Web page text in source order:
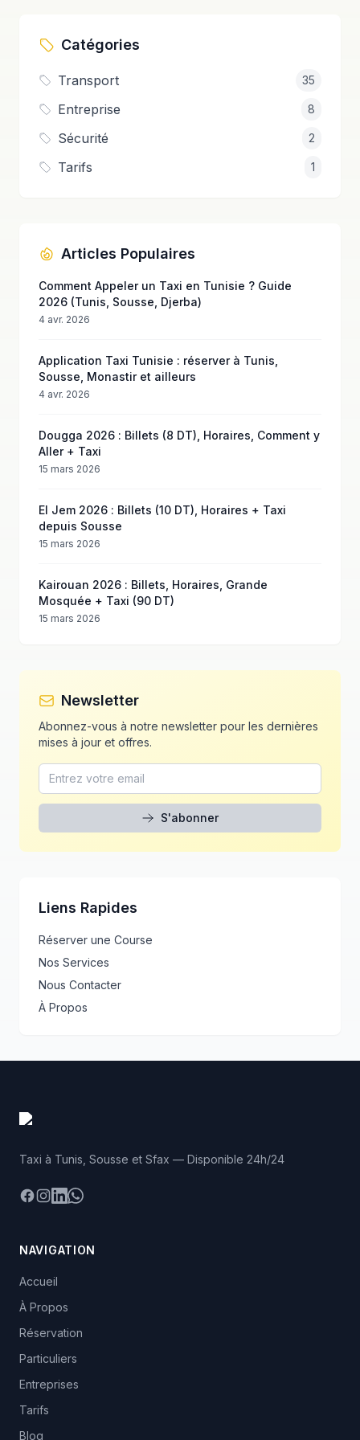
Catégories
Transport 35
Entreprise 8
Sécurité 2
Tarifs 1
Articles Populaires
Comment Appeler un Taxi en Tunisie ? Guide
2026 (Tunis, Sousse, Djerba)
4 avr. 2026
Application Taxi Tunisie : réserver à Tunis,
Sousse, Monastir et ailleurs
4 avr. 2026
Dougga 2026 : Billets (8 DT), Horaires, Comment y
Aller + Taxi
15 mars 2026
El Jem 2026 : Billets (10 DT), Horaires + Taxi
depuis Sousse
15 mars 2026
Kairouan 2026 : Billets, Horaires, Grande
Mosquée + Taxi (90 DT)
15 mars 2026
Newsletter
Abonnez-vous à notre newsletter pour les dernières
mises à jour et offres.
S'abonner
Liens Rapides
Réserver une Course
Nos Services
Nous Contacter
À Propos
Taxi à Tunis, Sousse et Sfax — Disponible 24h/24
Facebook
Instagram
LinkedIn
WhatsApp
NAVIGATION
Accueil
À Propos
Réservation
Particuliers
Entreprises
Tarifs
Blog